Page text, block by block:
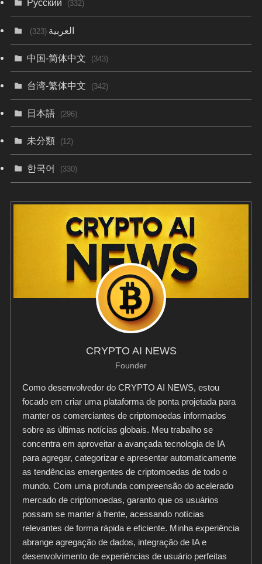
Русский (332)
العربية(323)
中国-简体中文 (343)
台湾-繁体中文 (342)
日本語 (296)
未分類 (12)
한국어 (330)
CRYPTO AI NEWS
Founder
Como desenvolvedor do CRYPTO AI NEWS, estou
focado em criar uma plataforma de ponta projetada para
manter os comerciantes de criptomoedas informados
sobre as últimas notícias globais. Meu trabalho se
concentra em aproveitar a avançada tecnologia de IA
para agregar, categorizar e apresentar automaticamente
as tendências emergentes de criptomoedas de todo o
mundo. Com uma profunda compreensão do acelerado
mercado de criptomoedas, garanto que os usuários
possam se manter à frente, acessando notícias
relevantes de forma rápida e eficiente. Minha experiência
abrange agregação de dados, integração de IA e
desenvolvimento de experiências de usuário perfeitas